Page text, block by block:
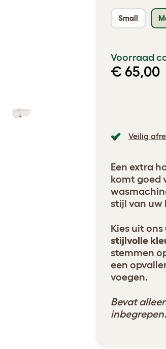
Small
Voorraad
€ 65,00
Veilig
Een extra
komt goed
stijl van uw
Kies uit ons
stijlvolle
stemmen
een
voegen.
Bevat
inbegrepen.